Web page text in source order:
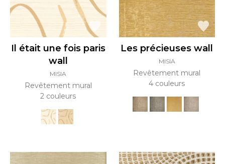
Il était une fois paris
wall
MISIA
Revêtement mural
2 couleurs
Les précieuses wall
MISIA
Revêtement mural
4 couleurs